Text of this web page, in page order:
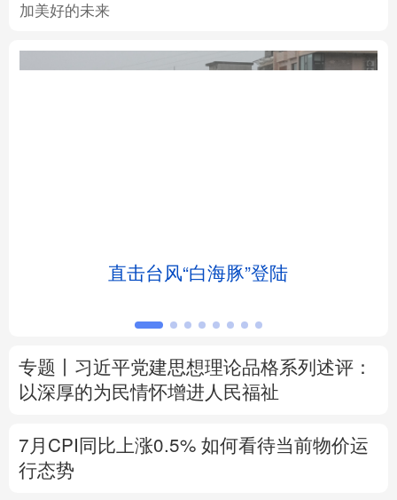
公益
文化产业
安徽 福建
河南 湖北
广东 广西 海南 重庆
陕西
加美好的未来
直击台风“白海豚”登陆
专题丨 习近平党建思想理论品格系列述评：
以深厚的为民情怀增进人民福祉
7月CPI同比上涨0.5% 如何看待当前物价运
行态势